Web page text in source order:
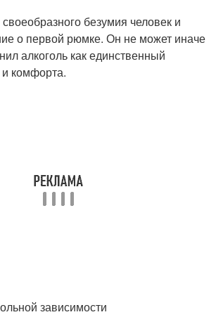
безумия человек и
о первой рюмке. Он не может иначе
алкоголь как единственный
и комфорта.
зависимости